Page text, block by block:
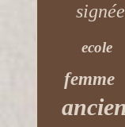
signée
ecole
femme
ancien